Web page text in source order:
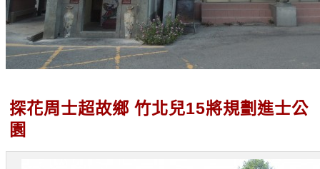
探花周士超故鄉 竹北兒15將規劃進士公
園